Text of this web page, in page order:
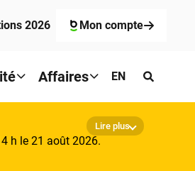
2026 Mon compte
Affaires EN
Lire plus
h le 21 août 2026.